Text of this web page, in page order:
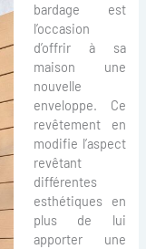
bardage est
l’occasion
d’offrir à sa
maison une
nouvelle
enveloppe. Ce
revêtement en
modifie l’aspect
revêtant
différentes
esthétiques en
plus de lui
apporter une